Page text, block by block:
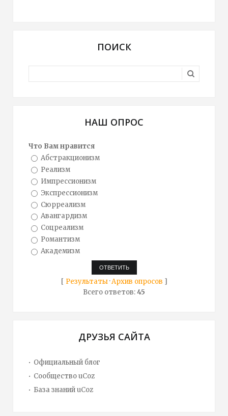
ПОИСК
НАШ ОПРОС
Что Вам нравится
Абстракционизм
Реализм
Импрессионизм
Экспрессионизм
Сюрреализм
Авангардизм
Соцреализм
Романтизм
Академизм
[ Результаты·Архив опросов ]
Всего ответов:45
ДРУЗЬЯ САЙТА
Официальный блог
Сообщество uCoz
База знаний uCoz